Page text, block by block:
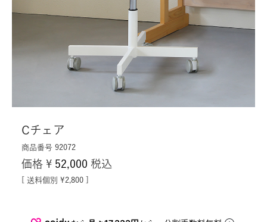
Cチェア
商品番号 92072
価格 ¥ 52,000 税込
送料個別 ¥2,800